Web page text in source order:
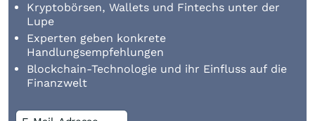
Kryptobörsen, Wallets und Fintechs unter der
Lupe
Experten geben konkrete
Handlungsempfehlungen
Blockchain-Technologie und ihr Einfluss auf die
Finanzwelt